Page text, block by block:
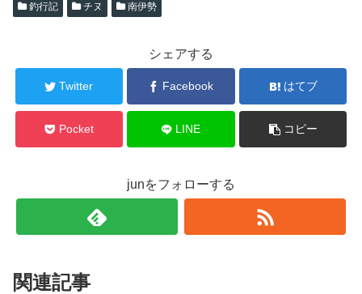
釣行記 チヌ 南伊勢
シェアする
Twitter Facebook はてブ
Pocket LINE コピー
junをフォローする
関連記事